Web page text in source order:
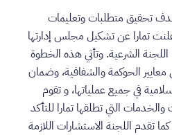
تحقيق متطلبات وتعليمات
تمارا عن تشكيل مجلس إدارتها
اللجنة الشرعية. وتأتي هذه الخطوة
معايير الحوكمة والشفافية، وضمان
في جميع عملياتها، و تقوم
التي تطلقها تمارا للتأكد
تقدم اللجنة الاستشارات اللازمة